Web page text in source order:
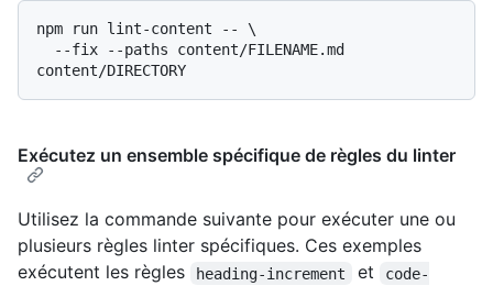
npm run lint-content -- \
Exécutez un ensemble spécifique de règles du linter
Utilisez la commande suivante pour exécuter une ou
plusieurs règles linter spécifiques. Ces exemples
exécutent les règles
heading-increment et
code-